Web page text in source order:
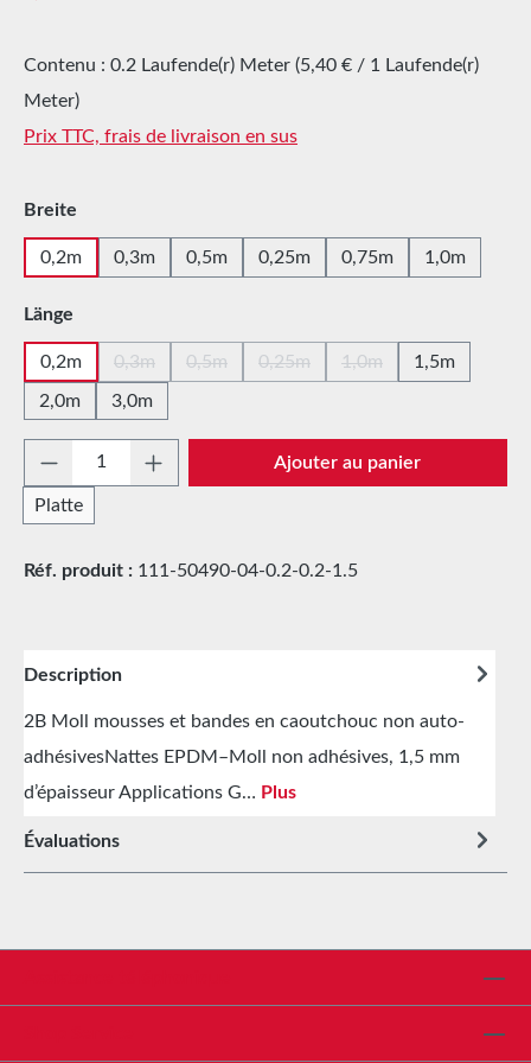
Contenu : 0.2 Laufende(r) Meter (5,40 € / 1 Laufende(r)
Meter)
Prix TTC, frais de livraison en sus
Sélectionnez
Breite
0,2m 0,3m 0,5m 0,25m 0,75m 1,0m
Sélectionnez
Länge
0,2m 0,3m
(Cette option n'est pas disponible pour le moment.)
0,5m
(Cette option n'est pas disponible pour le
0,25m
(Cette option n'est pas
1,0m
(Cette option n'est
1,5m
2,0m 3,0m
Quantité de produit : Entrez la quantité
Platte
Ajouter au panier
Réf. produit : 111-50490-04-0.2-0.2-1.5
Description
2B Moll mousses et bandes en caoutchouc non auto-
adhésivesNattes EPDM–Moll non adhésives, 1,5 mm
d’épaisseur Applications G… Plus
Évaluations